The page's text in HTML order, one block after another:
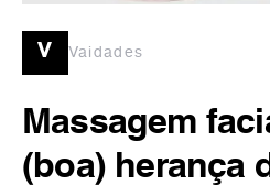
v Vaidades
Massagem
(boa) herança